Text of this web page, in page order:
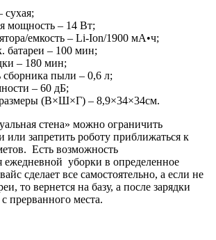
сухая;
мощность – 14 Вт;
емкость – Li-Ion/1900 мА•ч;
батареи – 100 мин;
– 180 мин;
сборника пыли – 0,6 л;
– 60 дБ;
(В×Ш×Г) – 8,9×34×34см.
стена» можно ограничить
или запретить роботу приближаться к
Есть возможность
ежедневной уборки в определенное
сделает все самостоятельно, а если не
то вернется на базу, а после зарядки
прерванного места.